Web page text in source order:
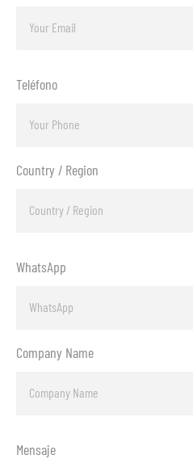
Teléfono
Country / Region
WhatsApp
Company Name
Mensaje